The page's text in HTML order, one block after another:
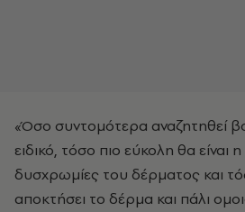
«Όσο συντομότερα αναζητηθεί
ειδικό, τόσο πιο εύκολη θα είναι
δυσχρωμίες του δέρματος και
αποκτήσει το δέρμα και πάλι